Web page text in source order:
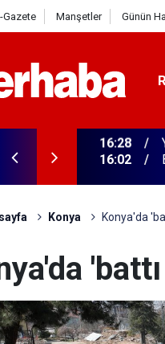
Gazete Manşetler Günün
16:02
Konya Konya'da